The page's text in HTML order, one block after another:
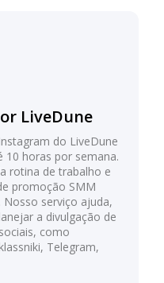
LiveDune
do LiveDune
10 horas por semana.
rotina de trabalho e
promoção SMM
serviço ajuda,
a divulgação de
como
Telegram,